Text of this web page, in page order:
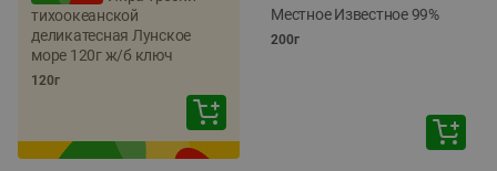
тихоокеанской
деликатесная Лунское
море 120г ж/б ключ
120г
Местное Известное 99%
200г